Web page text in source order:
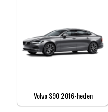
Volvo S90 2016-heden